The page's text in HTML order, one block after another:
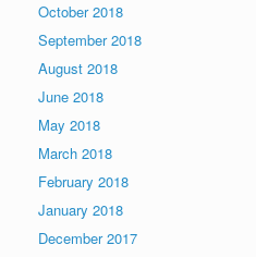
October 2018
September 2018
August 2018
June 2018
May 2018
March 2018
February 2018
January 2018
December 2017